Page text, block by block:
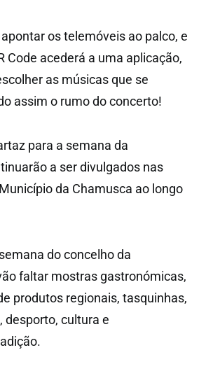
os telemóveis ao palco, e
Code acederá a uma aplicação,
as músicas que se
assim o rumo do concerto!
para a semana da
a ser divulgados nas
da Chamusca ao longo
do concelho da
faltar mostras gastronómicas,
produtos regionais, tasquinhas,
desporto, cultura e